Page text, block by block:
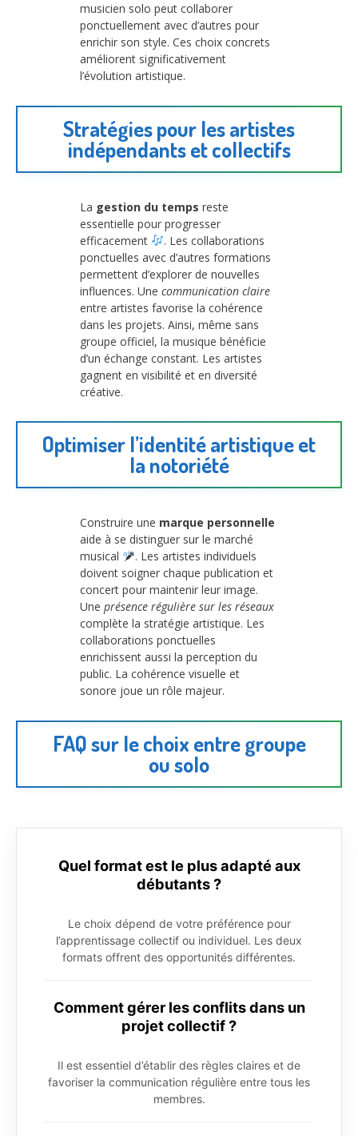
musicien solo peut collaborer
ponctuellement avec d’autres pour
enrichir son style. Ces choix concrets
améliorent significativement
l’évolution artistique.
Stratégies pour les artistes
indépendants et collectifs
La gestion du temps reste
essentielle pour progresser
efficacement
. Les collaborations
ponctuelles avec d’autres formations
permettent d’explorer de nouvelles
influences. Une communication claire
entre artistes favorise la cohérence
dans les projets. Ainsi, même sans
groupe officiel, la musique bénéficie
d’un échange constant. Les artistes
gagnent en visibilité et en diversité
créative.
Optimiser l’identité artistique et
la notoriété
Construire une marque personnelle
aide à se distinguer sur le marché
musical
. Les artistes individuels
doivent soigner chaque publication et
concert pour maintenir leur image.
Une présence régulière sur les réseaux
complète la stratégie artistique. Les
collaborations ponctuelles
enrichissent aussi la perception du
public. La cohérence visuelle et
sonore joue un rôle majeur.
FAQ sur le choix entre groupe
ou solo
Quel format est le plus adapté aux
débutants ?
Le choix dépend de votre préférence pour
l’apprentissage collectif ou individuel. Les deux
formats offrent des opportunités différentes.
Comment gérer les conflits dans un
projet collectif ?
Il est essentiel d’établir des règles claires et de
favoriser la communication régulière entre tous les
membres.